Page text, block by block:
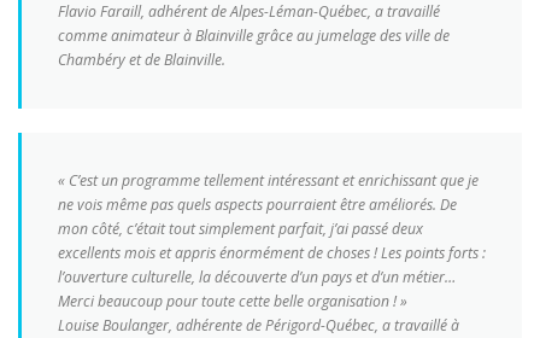
Flavio Faraill, adhérent de Alpes-Léman-Québec, a travaillé
comme animateur à Blainville grâce au jumelage des ville de
Chambéry et de Blainville.
« C’est un programme tellement intéressant et enrichissant que je
ne vois même pas quels aspects pourraient être améliorés. De
mon côté, c’était tout simplement parfait, j’ai passé deux
excellents mois et appris énormément de choses ! Les points forts :
l’ouverture culturelle, la découverte d’un pays et d’un métier…
Merci beaucoup pour toute cette belle organisation ! »
Louise Boulanger, adhérente de Périgord-Québec, a travaillé à